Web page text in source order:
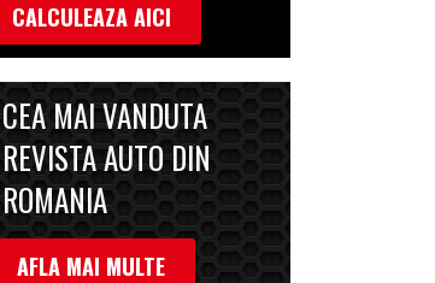
CALCULEAZA AICI
CEA MAI VANDUTA
REVISTA AUTO DIN
ROMANIA
AFLA MAI MULTE